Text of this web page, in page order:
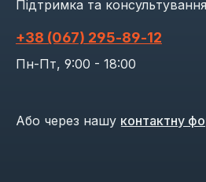
Підтримка та
+38 (067) 295‑89‑12
Пн-Пт, 9:00 - 18:00
Або через нашу контактну